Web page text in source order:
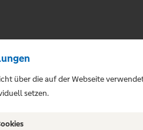
über die auf der Webseite
setzen.